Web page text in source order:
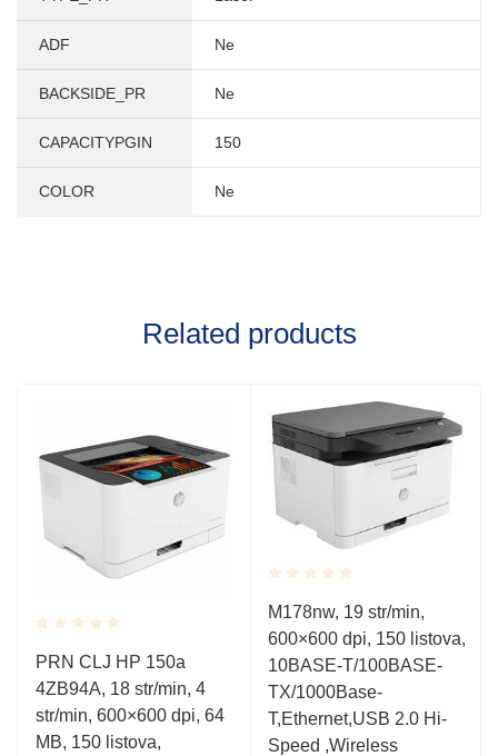
ADF Ne
BACKSIDE_PR Ne
CAPACITYPGIN 150
COLOR Ne
Related products
Rated
0.001
out
of
5
PRN CLJ HP 150a
4ZB94A, 18 str/min, 4
str/min, 600×600 dpi, 64
MB, 150 listova,
Rated
0.001
out
of
5
M178nw, 19 str/min,
600×600 dpi, 150 listova,
10BASE-T/100BASE-
TX/1000Base-
T,Ethernet,USB 2.0 Hi-
Speed ,Wireless